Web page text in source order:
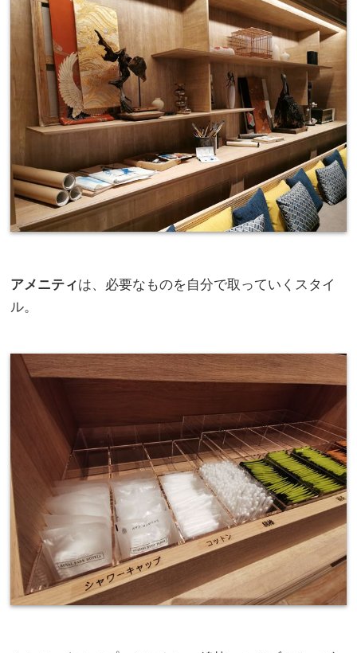
アメニティは、必要なものを自分で取っていくスタイ
ル。